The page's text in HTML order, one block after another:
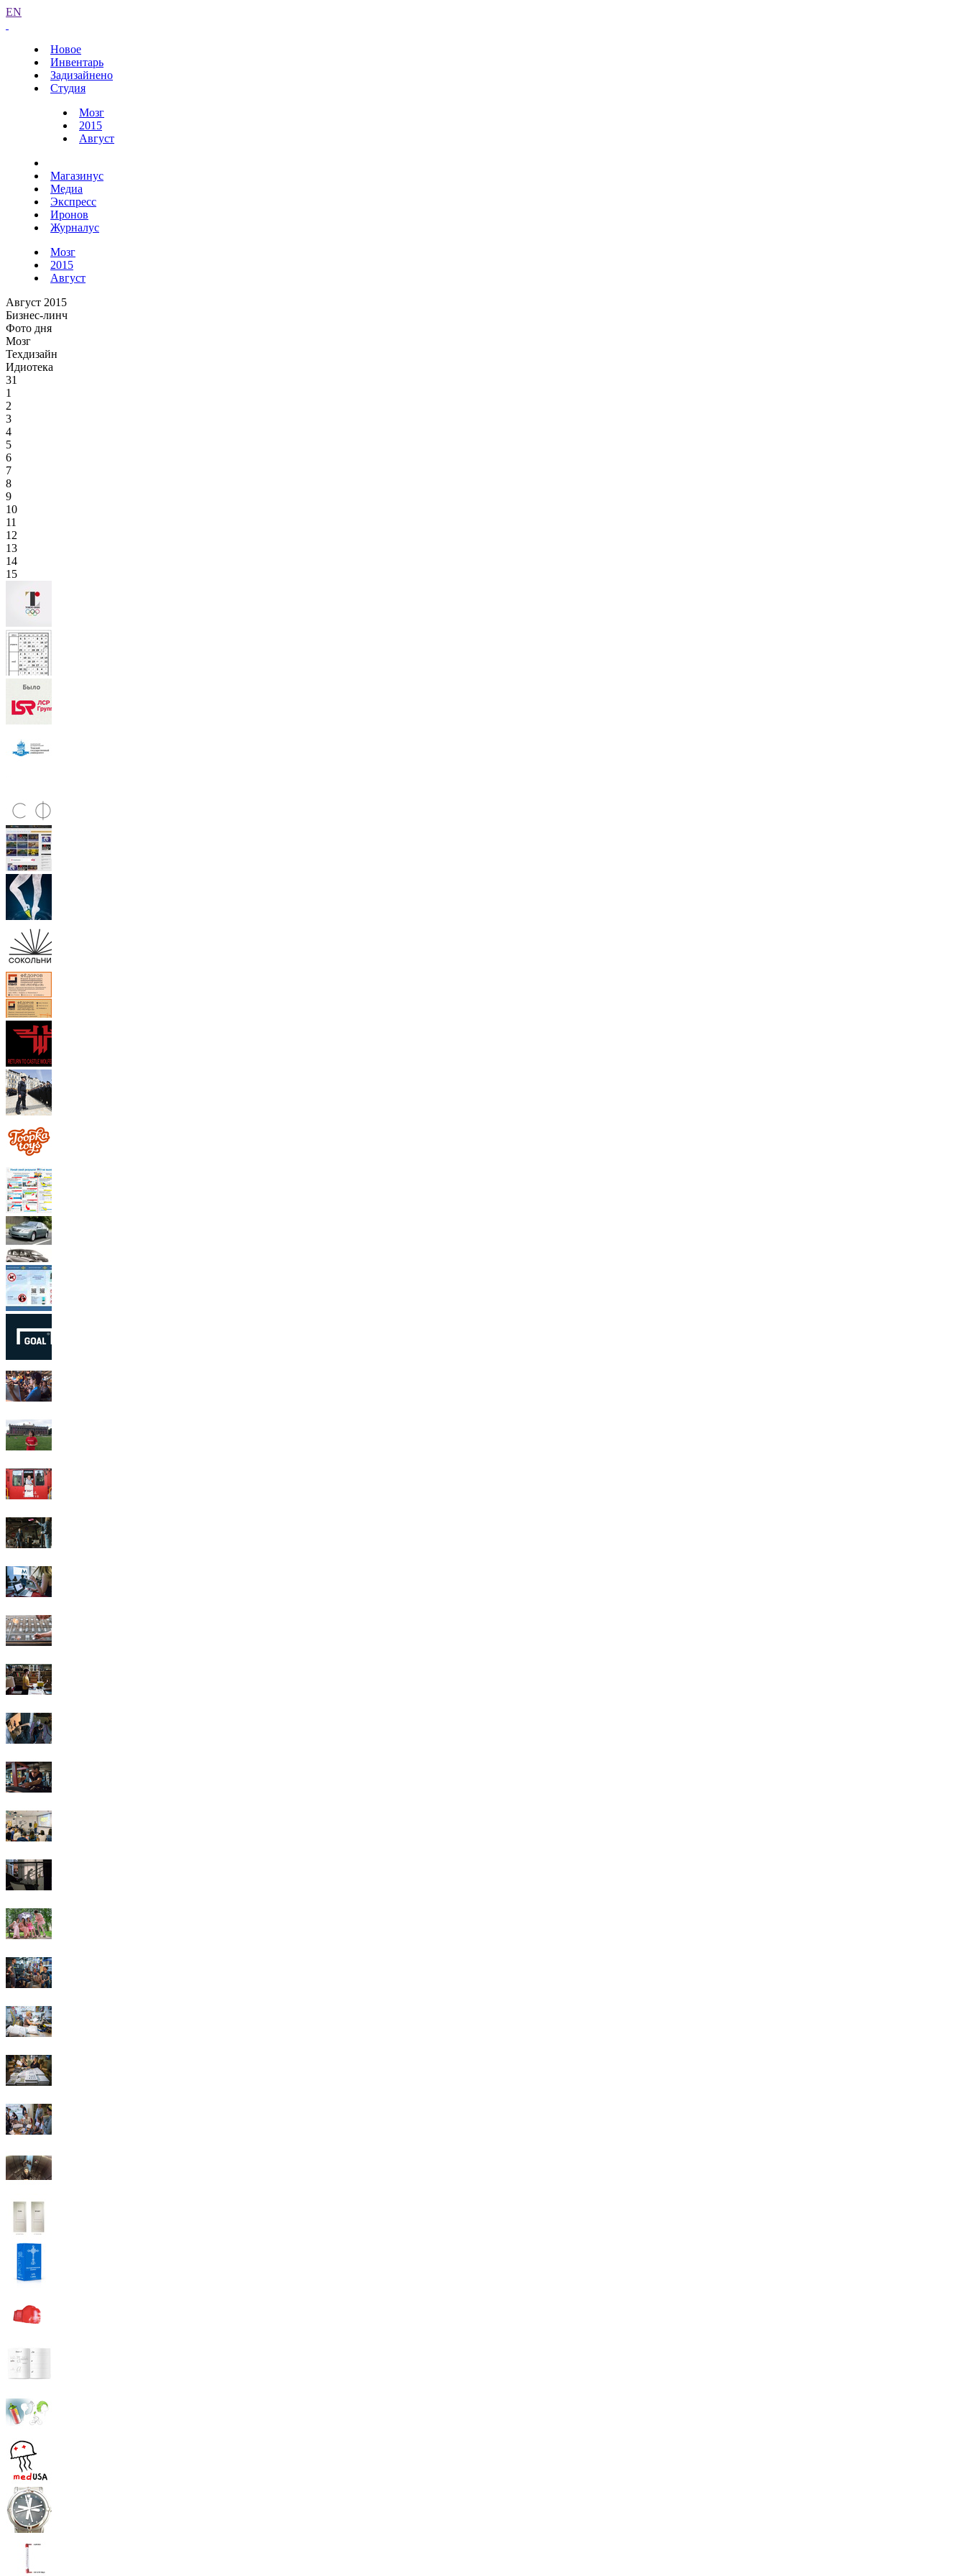
EN
Новое
Инвентарь
Задизайнено
Студия
Мозг
2015
Август
Магазинус
Медиа
Экспресс
Иронов
Журналус
Мозг
2015
Август
Август 2015
Бизнес-линч
Фото дня
Мозг
Техдизайн
Идиотека
31
1
2
3
4
5
6
7
8
9
10
11
12
13
14
15